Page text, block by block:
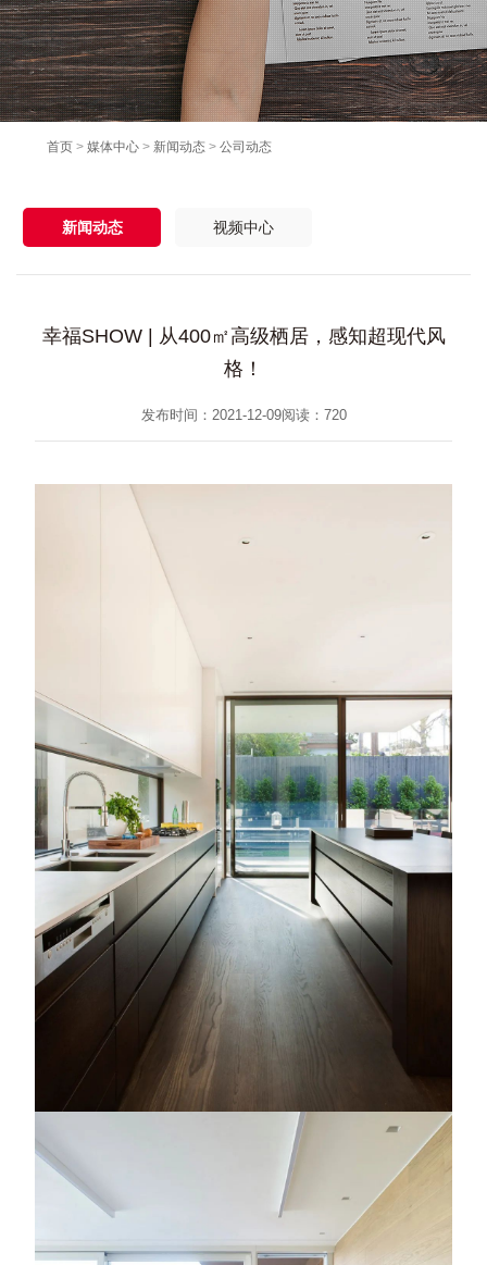
首页 > 媒体中心 > 新闻动态 > 公司动态
新闻动态 视频中心
幸福SHOW | 从400㎡高级栖居，感知超现代风
格！
发布时间：2021-12-09阅读： 720